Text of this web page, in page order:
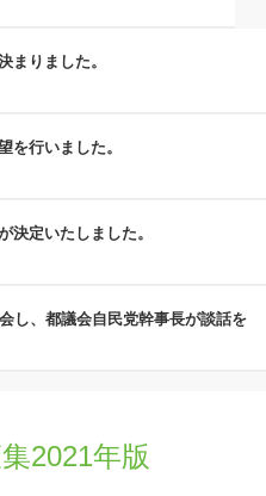
まりました。
を行いました。
決定いたしました。
し、都議会自民党幹事長が談話を
2021年版